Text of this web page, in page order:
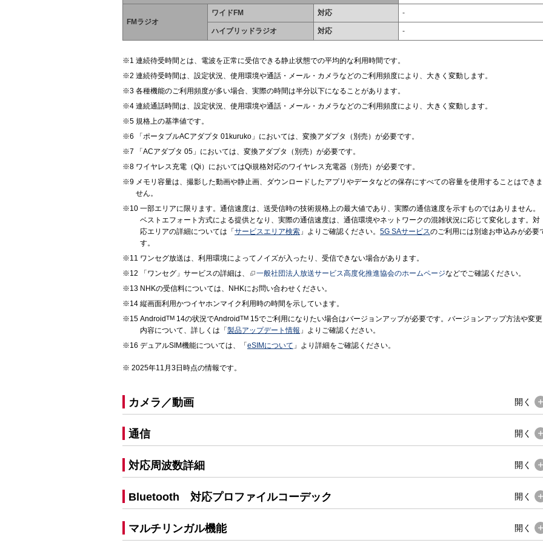
FMラジオ
ワイドFM 対応 -
ハイブリッドラジオ 対応 -
連続待受時間とは、電波を正常に受信できる静止状態での平均的な利用時間です。
連続待受時間は、設定状況、使用環境や通話・メール・カメラなどのご利用頻度により、大きく変動します。
各種機能のご利用頻度が多い場合、実際の時間は半分以下になることがあります。
連続通話時間は、設定状況、使用環境や通話・メール・カメラなどのご利用頻度により、大きく変動します。
規格上の基準値です。
「ポータブルACアダプタ 01kuruko」においては、変換アダプタ（別売）が必要です。
「ACアダプタ 05」においては、変換アダプタ（別売）が必要です。
ワイヤレス充電（Qi）においてはQi規格対応のワイヤレス充電器（別売）が必要です。
メモリ容量は、撮影した動画や静止画、ダウンロードしたアプリやデータなどの保存にすべての容量を使用することはできま
せん。
一部エリアに限ります。通信速度は、送受信時の技術規格上の最大値であり、実際の通信速度を示すものではありません。
ベストエフォート方式による提供となり、実際の通信速度は、通信環境やネットワークの混雑状況に応じて変化します。対
応エリアの詳細については「 サービスエリア検索 」よりご確認ください。 5G SAサービスのご利用には別途お申込みが必要
す。
ワンセグ放送は、利用環境によってノイズが入ったり、受信できない場合があります。
「ワンセグ」サービスの詳細は、
一般社団法人放送サービス高度化推進協会のホームページなどでご確認ください。
NHKの受信料については、NHKにお問い合わせください。
縦画面利用かつイヤホンマイク利用時の時間を示しています。
AndroidTM 14の状況でAndroidTM 15でご利用になりたい場合はバージョンアップが必要です。バージョンアップ方法や変更
内容について、詳しくは「 製品アップデート情報 」よりご確認ください。
デュアルSIM機能については、「 eSIMについて 」より詳細をご確認ください。
2025年11月3日時点の情報です。
カメラ／動画 開く
通信 開く
対応周波数詳細 開く
Bluetooth 対応プロファイルコーデック 開く
マルチリンガル機能 開く